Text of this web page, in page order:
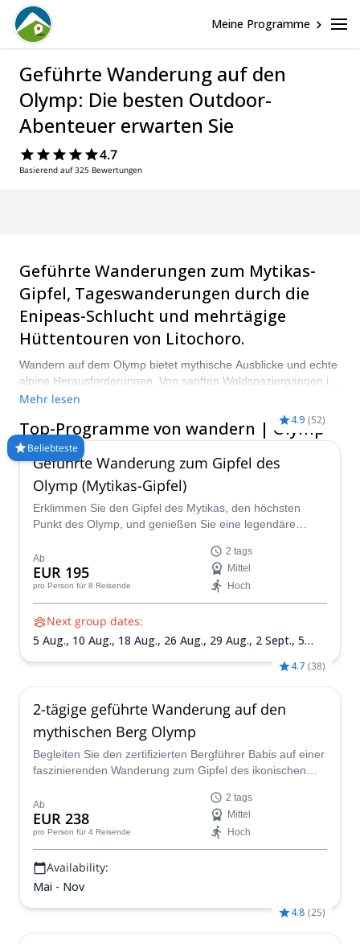
Meine Programme
Geführte Wanderung auf den
Olymp: Die besten Outdoor-
Abenteuer erwarten Sie
4.7
Basierend auf 325 Bewertungen
Geführte Wanderungen zum Mytikas-
Gipfel, Tageswanderungen durch die
Enipeas-Schlucht und mehrtägige
Hüttentouren von Litochoro.
Wandern auf dem Olymp bietet mythische Ausblicke und echte
alpine Herausforderungen. Von sanften Waldspaziergängen in
der Enipeas-Schlucht bis zu Gipfelbesteigungen auf Mytikas
Schutzhütten und vollständig geführte Gipfelbesteigungen für
alle Fitnesslevel an. Die meisten Gäste starten von Litochoro
(Fahrt nach Prionia) und wählen zwischen einem eintägigen
Gipfelversuch, einem entspannten zweitägigen geführten
Aufstieg mit Übernachtung in der Spilios Agapitos-Hütte oder
längeren Hüttentouren. Buchen Sie einen zertifizierten Führer,
um Sicherheit, Routenwahl und Logistik zu maximieren. Bereit,
Mehr lesen
Top-Programme von wandern | Olymp
Beliebteste
4.9 (52)
Geführte Wanderung zum Gipfel des
Olymp (Mytikas-Gipfel)
Erklimmen Sie den Gipfel des Mytikas, den höchsten
Punkt des Olymp, und genießen Sie eine legendäre
und seiner Mythologie verbindet!
Ab
EUR 195
pro Person für 8 Reisende
2 tags
Mittel
Hoch
Next group dates:
5 Aug., 10 Aug., 18 Aug., 26 Aug., 29 Aug., 2 Sept., 5
4.7 (38)
2-tägige geführte Wanderung auf den
mythischen Berg Olymp
Begleiten Sie den zertifizierten Bergführer Babis auf einer
faszinierenden Wanderung zum Gipfel des ikonischen
damit, die Kultur dieses erstaunlichen Gipfels
kennenzulernen, während Sie in die Geschichte, Kultur
und unglaubliche Aussichten dieses legendären Berges
eintauchen - das antike Zuhause der griechischen Götter!
Ab
EUR 238
pro Person für 4 Reisende
2 tags
Mittel
Hoch
Availability:
Mai - Nov
4.8 (25)